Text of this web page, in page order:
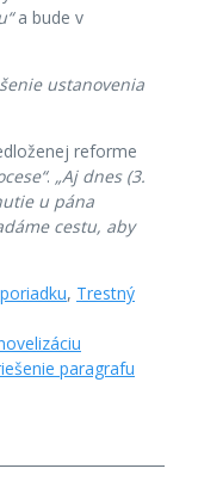
a bude v
ustanovenia
reforme
. „Aj dnes (3.
u pána
cestu, aby
, Trestný
paragrafu